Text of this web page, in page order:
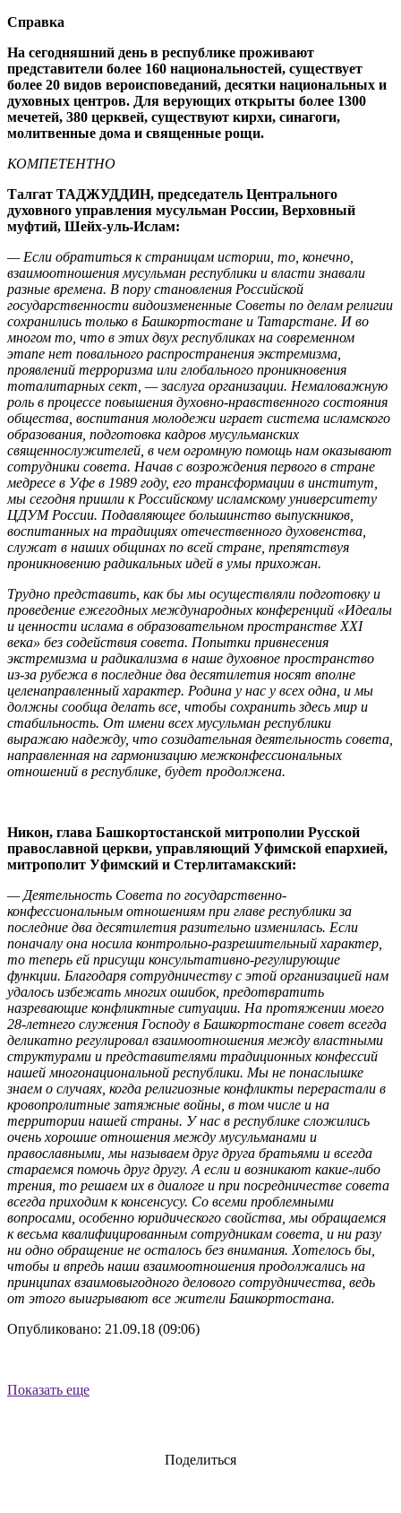
Справка
На сегодняшний день в республике проживают
представители более 160 национальностей, существует
более 20 видов вероисповеданий, десятки национальных и
духовных центров. Для верующих открыты более 1300
мечетей, 380 церквей, существуют кирхи, синагоги,
молитвенные дома и священные рощи.
КОМПЕТЕНТНО
Талгат ТАДЖУДДИН, председатель Центрального
духовного управления мусульман России, Верховный
муфтий, Шейх-уль-Ислам:
— Если обратиться к страницам истории, то, конечно,
взаимоотношения мусульман республики и власти знавали
разные времена. В пору становления Российской
государственности видоизмененные Советы по делам религии
сохранились только в Башкортостане и Татарстане. И во
многом то, что в этих двух республиках на современном
этапе нет повального распространения экстремизма,
проявлений терроризма или глобального проникновения
тоталитарных сект, — заслуга организации. Немаловажную
роль в процессе повышения духовно-нравственного состояния
общества, воспитания молодежи играет система исламского
образования, подготовка кадров мусульманских
священнослужителей, в чем огромную помощь нам оказывают
сотрудники совета. Начав с возрождения первого в стране
медресе в Уфе в 1989 году, его трансформации в институт,
мы сегодня пришли к Российскому исламскому университету
ЦДУМ России. Подавляющее большинство выпускников,
воспитанных на традициях отечественного духовенства,
служат в наших общинах по всей стране, препятствуя
проникновению радикальных идей в умы прихожан.
Трудно представить, как бы мы осуществляли подготовку и
проведение ежегодных международных конференций «Идеалы
и ценности ислама в образовательном пространстве XXI
века» без содействия совета. Попытки привнесения
экстремизма и радикализма в наше духовное пространство
из-за рубежа в последние два десятилетия носят вполне
целенаправленный характер. Родина у нас у всех одна, и мы
должны сообща делать все, чтобы сохранить здесь мир и
стабильность. От имени всех мусульман республики
выражаю надежду, что созидательная деятельность совета,
направленная на гармонизацию межконфессиональных
отношений в республике, будет продолжена.
Никон, глава Башкортостанской митрополии Русской
православной церкви, управляющий Уфимской епархией,
митрополит Уфимский и Стерлитамакский:
— Деятельность Совета по государственно-
конфессиональным отношениям при главе республики за
последние два десятилетия разительно изменилась. Если
поначалу она носила контрольно-разрешительный характер,
то теперь ей присущи консультативно-регулирующие
функции. Благодаря сотрудничеству с этой организацией нам
удалось избежать многих ошибок, предотвратить
назревающие конфликтные ситуации. На протяжении моего
28-летнего служения Господу в Башкортостане совет всегда
деликатно регулировал взаимоотношения между властными
структурами и представителями традиционных конфессий
нашей многонациональной республики. Мы не понаслышке
знаем о случаях, когда религиозные конфликты перерастали в
кровопролитные затяжные войны, в том числе и на
территории нашей страны. У нас в республике сложились
очень хорошие отношения между мусульманами и
православными, мы называем друг друга братьями и всегда
стараемся помочь друг другу. А если и возникают какие-либо
трения, то решаем их в диалоге и при посредничестве совета
всегда приходим к консенсусу. Со всеми проблемными
вопросами, особенно юридического свойства, мы обращаемся
к весьма квалифицированным сотрудникам совета, и ни разу
ни одно обращение не осталось без внимания. Хотелось бы,
чтобы и впредь наши взаимоотношения продолжались на
принципах взаимовыгодного делового сотрудничества, ведь
от этого выигрывают все жители Башкортостана.
Опубликовано: 21.09.18 (09:06)
Показать еще
Поделиться